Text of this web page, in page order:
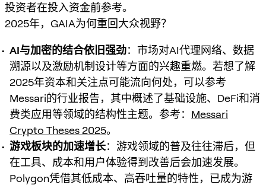
投资者在投入资金前参考。
2025年，GAIA为何重回大众视野？
AI与加密的结合依旧强劲：市场对AI代理网络、数据
溯源以及激励机制设计等方面的兴趣重燃。若想了解
2025年资本和关注点可能流向何处，可以参考
Messari的行业报告，其中概述了基础设施、DeFi和消
费类应用等领域的结构性主题。参考： Messari
Crypto Theses 2025。
游戏板块的加速增长：游戏领域的普及往往滞后，但
在工具、成本和用户体验得到改善后会加速发展。
Polygon凭借其低成本、高吞吐量的特性，已成为游